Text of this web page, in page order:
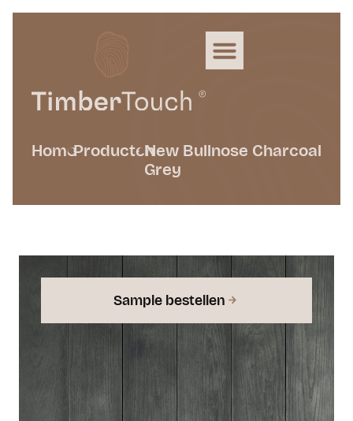
HomeProductenNew Bullnose Charcoal
Grey
Sample bestellen